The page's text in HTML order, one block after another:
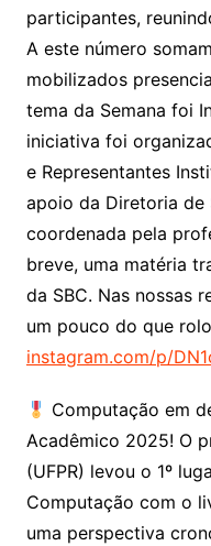
participantes,
A este número
mobilizados
tema da Semana foi
iniciativa foi
e Representantes
apoio da Diretoria de
coordenada pela
breve, uma matéria
da SBC. Nas nossas
um pouco do que
instagram.com/p/
Computação em
Acadêmico 2025! O
(UFPR) levou o 1º
Computação com o
uma perspectiva